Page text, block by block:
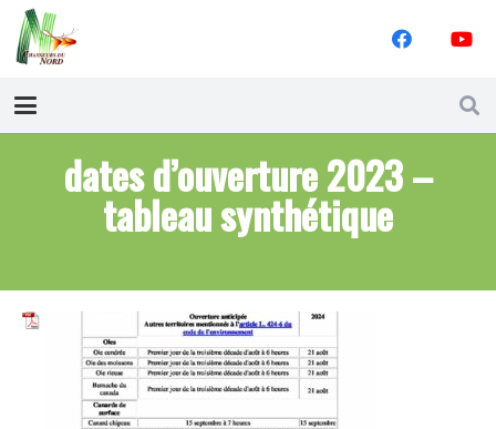
dates d’ouverture 2023 –
tableau synthétique